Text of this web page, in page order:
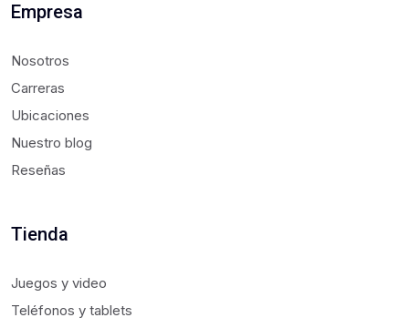
Empresa
Nosotros
Carreras
Ubicaciones
Nuestro blog
Reseñas
Tienda
Juegos y video
Teléfonos y tablets